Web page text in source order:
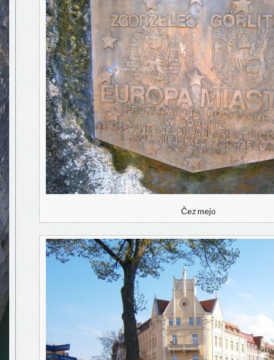
Čez mejo